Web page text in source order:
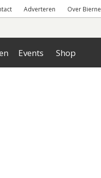
Adverteren Over
Events Shop